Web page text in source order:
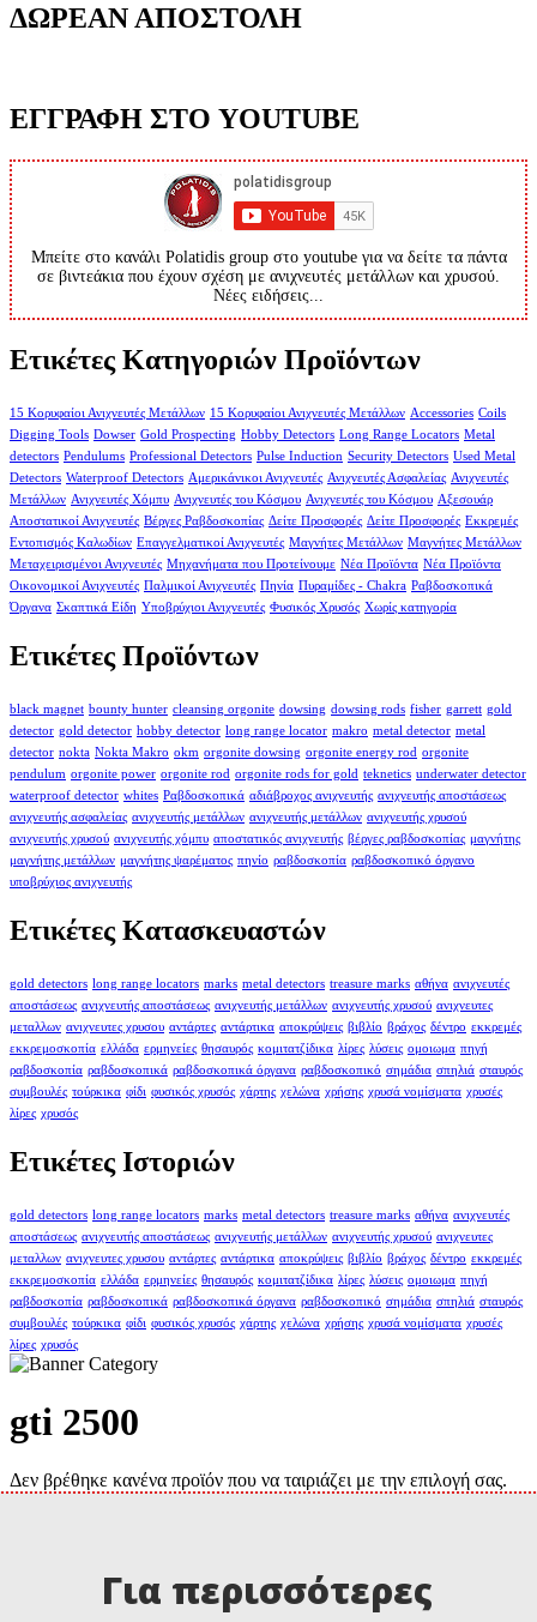
ΔΩΡΕΑΝ ΑΠΟΣΤΟΛΗ
ΕΓΓΡΑΦΗ ΣΤΟ YOUTUBE
Μπείτε στο κανάλι Polatidis group στο youtube για να δείτε τα πάντα
σε βιντεάκια που έχουν σχέση με ανιχνευτές μετάλλων και χρυσού.
Νέες ειδήσεις...
Ετικέτες Κατηγοριών Προϊόντων
15 Κορυφαίοι Ανιχνευτές Μετάλλων 15 Κορυφαίοι Ανιχνευτές Μετάλλων Accessories Coils
Digging Tools Dowser Gold Prospecting Hobby Detectors Long Range Locators Metal
detectors Pendulums Professional Detectors Pulse Induction Security Detectors Used Metal
Detectors Waterproof Detectors Αμερικάνικοι Ανιχνευτές Ανιχνευτές Ασφαλείας Ανιχνευτές
Μετάλλων Ανιχνευτές Χόμπυ Ανιχνευτές του Κόσμου Ανιχνευτές του Κόσμου Αξεσουάρ
Αποστατικοί Ανιχνευτές Βέργες Ραβδοσκοπίας Δείτε Προσφορές Δείτε Προσφορές Εκκρεμές
Εντοπισμός Καλωδίων Επαγγελματικοί Ανιχνευτές Μαγνήτες Μετάλλων Μαγνήτες Μετάλλων
Μεταχειρισμένοι Ανιχνευτές Μηχανήματα που Προτείνουμε Νέα Προϊόντα Νέα Προϊόντα
Οικονομικοί Ανιχνευτές Παλμικοί Ανιχνευτές Πηνία Πυραμίδες - Chakra Ραβδοσκοπικά
Όργανα Σκαπτικά Είδη Υποβρύχιοι Ανιχνευτές Φυσικός Χρυσός Χωρίς κατηγορία
Ετικέτες Προϊόντων
black magnet bounty hunter cleansing orgonite dowsing dowsing rods fisher garrett gold
detector gold detector hobby detector long range locator makro metal detector metal
detector nokta Nokta Makro okm orgonite dowsing orgonite energy rod orgonite
pendulum orgonite power orgonite rod orgonite rods for gold teknetics underwater detector
waterproof detector whites Ραβδοσκοπικά αδιάβροχος ανιχνευτής ανιχνευτής αποστάσεως
ανιχνευτής ασφαλείας ανιχνευτής μετάλλων ανιχνευτής μετάλλων ανιχνευτής χρυσού
ανιχνευτής χρυσού ανιχνευτής χόμπυ αποστατικός ανιχνευτής βέργες ραβδοσκοπίας μαγνήτης
μαγνήτης μετάλλων μαγνήτης ψαρέματος πηνίο ραβδοσκοπία ραβδοσκοπικό όργανο
υποβρύχιος ανιχνευτής
Ετικέτες Κατασκευαστών
gold detectors long range locators marks metal detectors treasure marks αθήνα ανιχνευτές
αποστάσεως ανιχνευτής αποστάσεως ανιχνευτής μετάλλων ανιχνευτής χρυσού ανιχνευτες
μεταλλων ανιχνευτες χρυσου αντάρτες αντάρτικα αποκρύψεις βιβλίο βράχος δέντρο εκκρεμές
εκκρεμοσκοπία ελλάδα ερμηνείες θησαυρός κομιτατζίδικα λίρες λύσεις ομοιωμα πηγή
ραβδοσκοπία ραβδοσκοπικά ραβδοσκοπικά όργανα ραβδοσκοπικό σημάδια σπηλιά σταυρός
συμβουλές τούρκικα φίδι φυσικός χρυσός χάρτης χελώνα χρήσης χρυσά νομίσματα χρυσές
λίρες χρυσός
Ετικέτες Ιστοριών
gold detectors long range locators marks metal detectors treasure marks αθήνα ανιχνευτές
αποστάσεως ανιχνευτής αποστάσεως ανιχνευτής μετάλλων ανιχνευτής χρυσού ανιχνευτες
μεταλλων ανιχνευτες χρυσου αντάρτες αντάρτικα αποκρύψεις βιβλίο βράχος δέντρο εκκρεμές
εκκρεμοσκοπία ελλάδα ερμηνείες θησαυρός κομιτατζίδικα λίρες λύσεις ομοιωμα πηγή
ραβδοσκοπία ραβδοσκοπικά ραβδοσκοπικά όργανα ραβδοσκοπικό σημάδια σπηλιά σταυρός
συμβουλές τούρκικα φίδι φυσικός χρυσός χάρτης χελώνα χρήσης χρυσά νομίσματα χρυσές
λίρες χρυσός
gti 2500
Δεν βρέθηκε κανένα προϊόν που να ταιριάζει με την επιλογή σας.
Για περισσότερες